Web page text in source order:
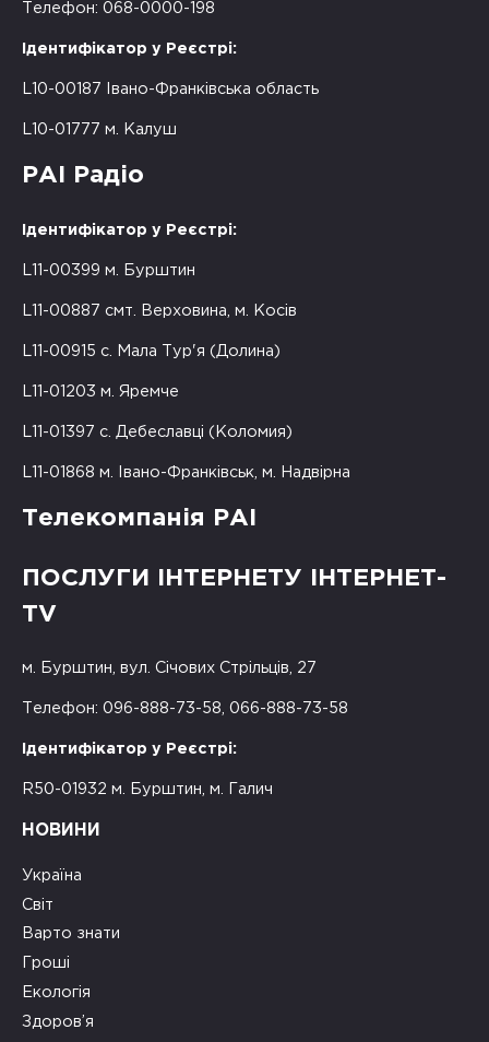
Телефон: 068-0000-198
Ідентифікатор у Реєстрі:
L10-00187 Івано-Франківська область
L10-01777 м. Калуш
РАІ Радіо
Ідентифікатор у Реєстрі:
L11-00399 м. Бурштин
L11-00887 смт. Верховина, м. Косів
L11-00915 с. Мала Тур'я (Долина)
L11-01203 м. Яремче
L11-01397 с. Дебеславці (Коломия)
L11-01868 м. Івано-Франківськ, м. Надвірна
Телекомпанія РАІ
ПОСЛУГИ ІНТЕРНЕТУ ІНТЕРНЕТ-
TV
м. Бурштин, вул. Січових Стрільців, 27
Телефон: 096-888-73-58, 066-888-73-58
Ідентифікатор у Реєстрі:
R50-01932 м. Бурштин, м. Галич
НОВИНИ
Україна
Світ
Варто знати
Гроші
Екологія
Здоров’я